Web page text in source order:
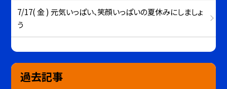
7/17( 金 ) 元気いっぱい、笑顔いっぱいの夏休みにしましょ
う
過去記事